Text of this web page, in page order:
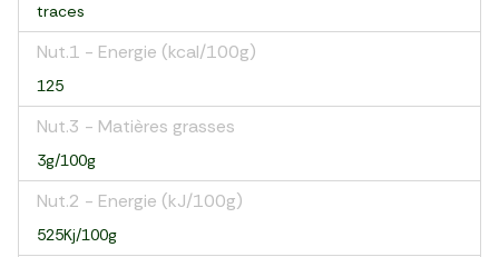
traces
Nut.1 - Energie (kcal/100g)
125
Nut.3 - Matières grasses
3g/100g
Nut.2 - Energie (kJ/100g)
525Kj/100g